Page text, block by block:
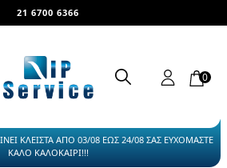
21 6700 6366
0
ΚΛΕΙΣΤΑ ΑΠΟ 03/08 ΕΩΣ 24/08 ΣΑΣ ΕΥΧΟΜΑΣΤΕ
ΚΑΛΟ ΚΑΛΟΚΑΙΡΙ!!!